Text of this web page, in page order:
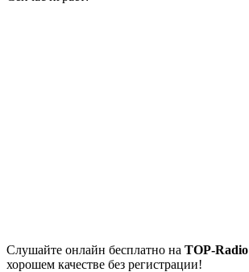
Cлушайте онлайн бесплатно на TOP-Radio
хорошем качестве без регистрации!